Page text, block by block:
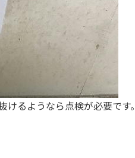
るようなら点検が必要です。